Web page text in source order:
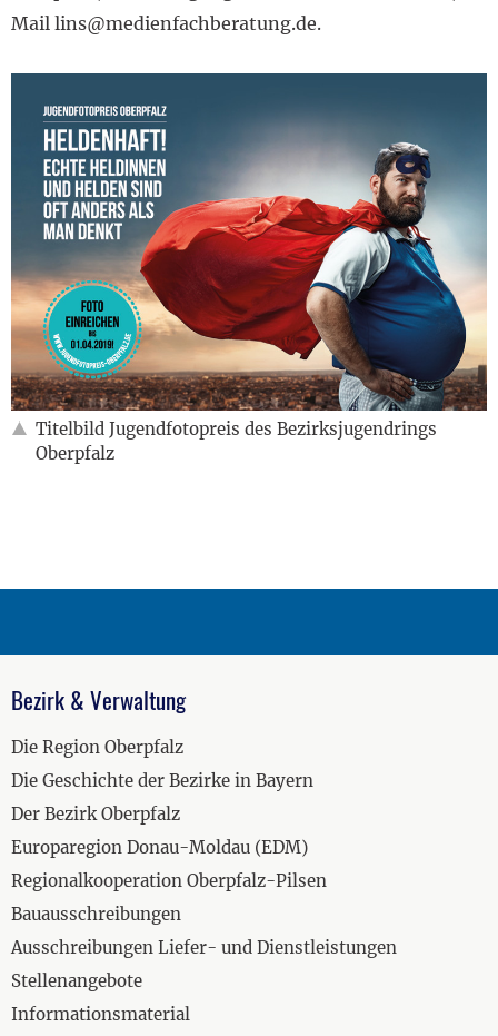
Mail lins@medienfachberatung.de.
Titelbild Jugendfotopreis des Bezirksjugendrings
Oberpfalz
Bezirk & Verwaltung
Die Region Oberpfalz
Die Geschichte der Bezirke in Bayern
Der Bezirk Oberpfalz
Europaregion Donau-Moldau (EDM)
Regionalkooperation Oberpfalz-Pilsen
Bauausschreibungen
Ausschreibungen Liefer- und Dienstleistungen
Stellenangebote
Informationsmaterial